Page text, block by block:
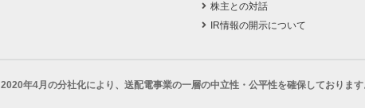
株主との対話
IR情報の開示について
2020年4月の分社化により、 送配電事業の一層の中立性・公平性を確保しております